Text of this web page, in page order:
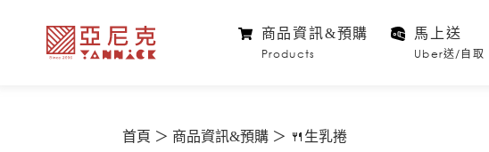
商品資訊&預購
Products
馬上送
Uber送/自取
首頁 商品資訊&預購 🍴生乳捲